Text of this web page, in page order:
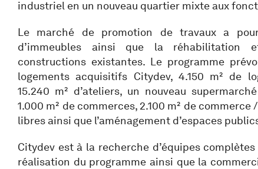
industriel en un nouveau quartier mixte aux
Le marché de promotion de travaux a
d’immeubles ainsi que la réhabilitation
constructions existantes. Le programme
logements acquisitifs Citydev, 4.150 m² de
15.240 m² d’ateliers, un nouveau
1.000 m² de commerces, 2.100 m² de
libres ainsi que l’aménagement d’espaces
Citydev est à la recherche d’équipes
réalisation du programme ainsi que la